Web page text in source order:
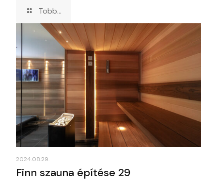
Több...
2024.08.29.
Finn szauna építése 29